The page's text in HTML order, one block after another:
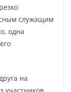
служащим
одна
на